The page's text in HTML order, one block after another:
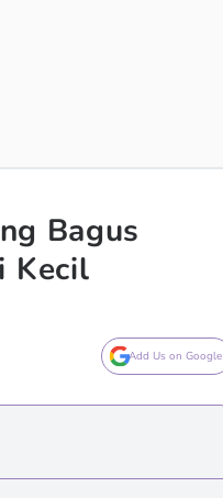
Bagus
Kecil
Add Us on Google